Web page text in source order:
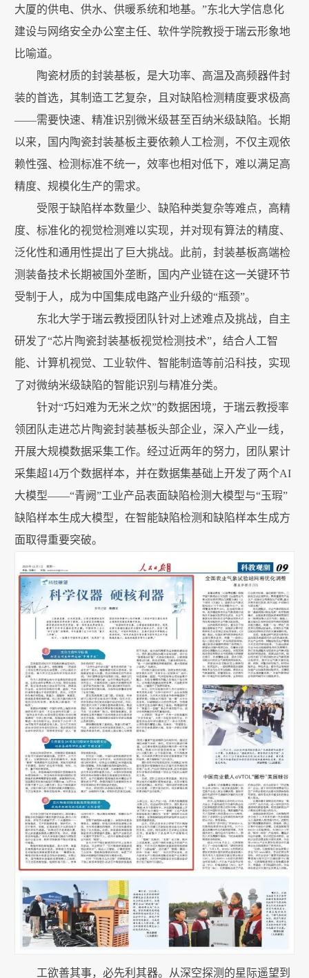
大厦的供电、供水、供暖系统和地基。”东北大学信息化
建设与网络安全办公室主任、软件学院教授于瑞云形象地
比喻道。
陶瓷材质的封装基板，是大功率、高温及高频器件封
装的首选，其制造工艺复杂，且对缺陷检测精度要求极高
——需要快速、精准识别微米级甚至百纳米级缺陷。长期
以来，国内陶瓷封装基板主要依赖人工检测，不仅主观依
赖性强、检测标准不统一，效率也相对低下，难以满足高
精度、规模化生产的需求。
受限于缺陷样本数量少、缺陷种类复杂等难点，高精
度、标准化的视觉检测难以实现，并对现有算法的精度、
泛化性和通用性提出了巨大挑战。此前，封装基板高端检
测装备技术长期被国外垄断，国内产业链在这一关键环节
受制于人，成为中国集成电路产业升级的“瓶颈”。
东北大学于瑞云教授团队针对上述难点及挑战，自主
研发了“芯片陶瓷封装基板视觉检测技术”，结合人工智
能、计算机视觉、工业软件、智能制造等前沿科技，实现
了对微纳米级缺陷的智能识别与精准分类。
针对“巧妇难为无米之炊”的数据困境，于瑞云教授率
领团队走进芯片陶瓷封装基板头部企业，深入产业一线，
开展大规模数据采集工作。经过近两年的努力，团队累计
采集超14万个数据样本，并在数据集基础上开发了两个AI
大模型——“青阙”工业产品表面缺陷检测大模型与“玉瑕”
缺陷样本生成大模型，在智能缺陷检测和缺陷样本生成方
面取得重要突破。
工欲善其事，必先利其器。从深空探测的星际遥望到